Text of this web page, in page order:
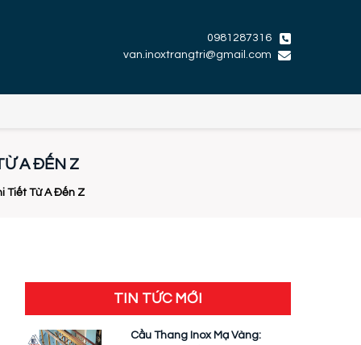
0981287316
van.inoxtrangtri@gmail.com
A ĐẾN Z
Tiết Từ A Đến Z
TIN TỨC MỚI
Cầu Thang Inox Mạ Vàng: